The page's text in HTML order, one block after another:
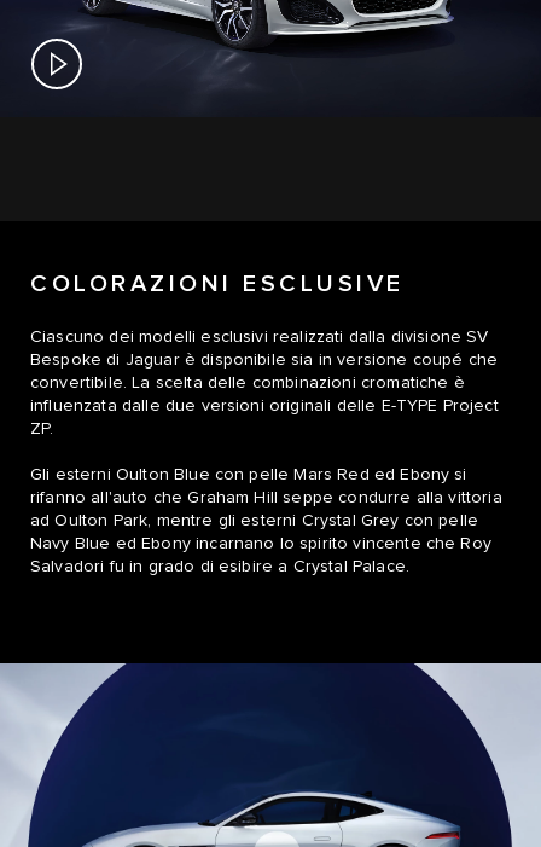
COLORAZIONI ESCLUSIVE
Ciascuno dei modelli esclusivi realizzati dalla divisione SV
Bespoke di Jaguar è disponibile sia in versione coupé che
convertibile. La scelta delle combinazioni cromatiche è
influenzata dalle due versioni originali delle E-TYPE Project
ZP.
Gli esterni Oulton Blue con pelle Mars Red ed Ebony si
rifanno all'auto che Graham Hill seppe condurre alla vittoria
ad Oulton Park, mentre gli esterni Crystal Grey con pelle
Navy Blue ed Ebony incarnano lo spirito vincente che Roy
Salvadori fu in grado di esibire a Crystal Palace.